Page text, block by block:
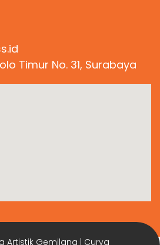
Timur No. 31, Surabaya
Artistik Gemilang | Curva